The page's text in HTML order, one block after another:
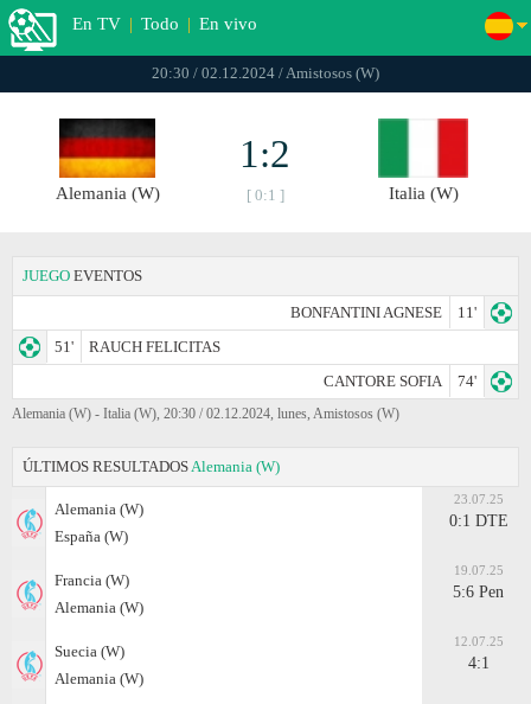
En TV | Todo | En vivo
20:30 / 02.12.2024 / Amistosos (W)
Alemania (W)
1:2
[ 0:1 ] Italia (W)
JUEGO EVENTOS
BONFANTINI AGNESE
11'
51'
RAUCH FELICITAS
CANTORE SOFIA
74'
Alemania (W) - Italia (W), 20:30 / 02.12.2024, lunes, Amistosos (W)
ÚLTIMOS RESULTADOS Alemania (W)
Alemania (W)
España (W)
23.07.25
0:1 DTE
Francia (W)
Alemania (W)
19.07.25
5:6 Pen
Suecia (W)
Alemania (W)
12.07.25
4:1